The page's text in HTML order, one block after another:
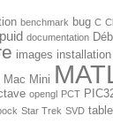
benchmark bug C
documentation
images installation
Mac Mini
opengl PCT
Star Trek SVD